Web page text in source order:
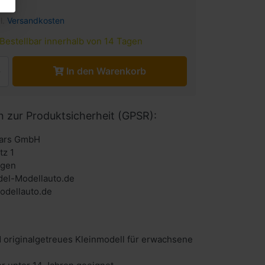
Versandkosten
Bestellbar innerhalb von 14 Tagen
In den Warenkorb
zur Produktsicherheit (GPSR):
GmbH
1
Modellauto.de
originalgetreues Kleinmodell für erwachsene